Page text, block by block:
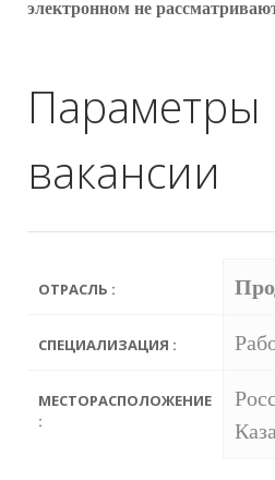
электронном не
Параметры
вакансии
ОТРАСЛЬ :
СПЕЦИАЛИЗАЦИЯ :
МЕСТОРАСПОЛОЖЕНИЕ
: